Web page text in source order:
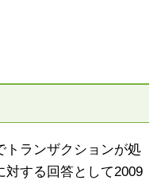
トランザクションが処
する回答として2009